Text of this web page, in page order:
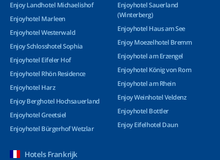
Enjoy Landhotel Michaelishof
Enjoyhotel Marleen
Enjoyhotel Westerwald
Enjoy Schlosshotel Sophia
Enjoyhotel Eifeler Hof
Enjoyhotel Rhön Residence
Enjoyhotel Harz
Enjoy Berghotel Hochsauerland
Enjoyhotel Greetsiel
Enjoyhotel Bürgerhof Wetzlar
Enjoyhotel Sauerland
(Winterberg)
Enjoyhotel Haus am See
Enjoy Moezelhotel Bremm
Enjoyhotel am Erzengel
Enjoyhotel König von Rom
Enjoyhotel am Rhein
Enjoy Weinhotel Veldenz
Enjoyhotel Bottler
Enjoy Eifelhotel Daun
Hotels Frankrijk